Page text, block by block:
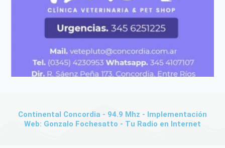
Continental Concordia - 94.9 Mhz - Implementación
Web: Gonzalo Fochesatto - Tu Radio en Internet